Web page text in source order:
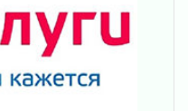
40% за год
дня рождения